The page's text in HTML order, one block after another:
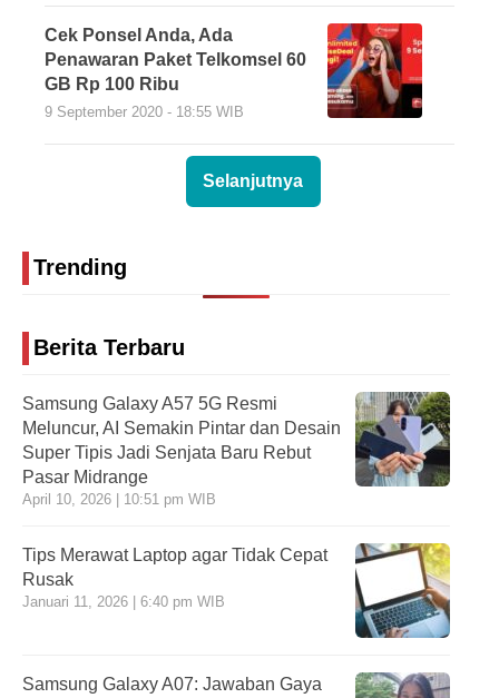
Cek Ponsel Anda, Ada
Penawaran Paket Telkomsel 60
GB Rp 100 Ribu
9 September 2020 - 18:55 WIB
Selanjutnya
Trending
Berita Terbaru
Samsung Galaxy A57 5G Resmi
Meluncur, AI Semakin Pintar dan Desain
Super Tipis Jadi Senjata Baru Rebut
Pasar Midrange
April 10, 2026 | 10:51 pm WIB
Tips Merawat Laptop agar Tidak Cepat
Rusak
Januari 11, 2026 | 6:40 pm WIB
Samsung Galaxy A07: Jawaban Gaya